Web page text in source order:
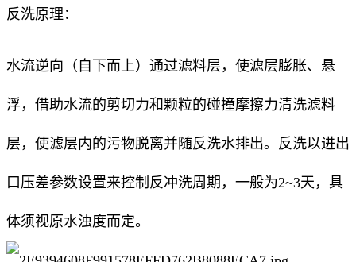
反洗原理：
水流逆向（自下而上）通过滤料层，使滤层膨胀、悬
浮，借助水流的剪切力和颗粒的碰撞摩擦力清洗滤料
层，使滤层内的污物脱离并随反洗水排出。反洗以进出
口压差参数设置来控制反冲洗周期，一般为2~3天，具
体须视原水浊度而定。